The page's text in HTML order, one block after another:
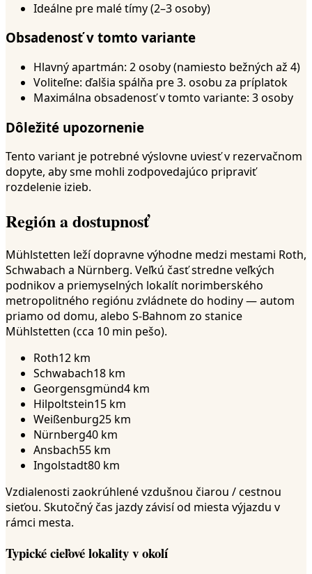
Ideálne pre malé tímy (2–3 osoby)
Obsadenosť v tomto variante
Hlavný apartmán: 2 osoby (namiesto bežných až 4)
Voliteľne: ďalšia spálňa pre 3. osobu za príplatok
Maximálna obsadenosť v tomto variante: 3 osoby
Dôležité upozornenie
Tento variant je potrebné výslovne uviesť v rezervačnom
dopyte, aby sme mohli zodpovedajúco pripraviť
rozdelenie izieb.
Región a dostupnosť
Mühlstetten leží dopravne výhodne medzi mestami Roth,
Schwabach a Nürnberg. Veľkú časť stredne veľkých
podnikov a priemyselných lokalít norimberského
metropolitného regiónu zvládnete do hodiny — autom
priamo od domu, alebo S-Bahnom zo stanice
Mühlstetten (cca 10 min pešo).
Roth12 km
Schwabach18 km
Georgensgmünd4 km
Hilpoltstein15 km
Weißenburg25 km
Nürnberg40 km
Ansbach55 km
Ingolstadt80 km
Vzdialenosti zaokrúhlené vzdušnou čiarou / cestnou
sieťou. Skutočný čas jazdy závisí od miesta výjazdu v
rámci mesta.
Typické cieľové lokality v okolí